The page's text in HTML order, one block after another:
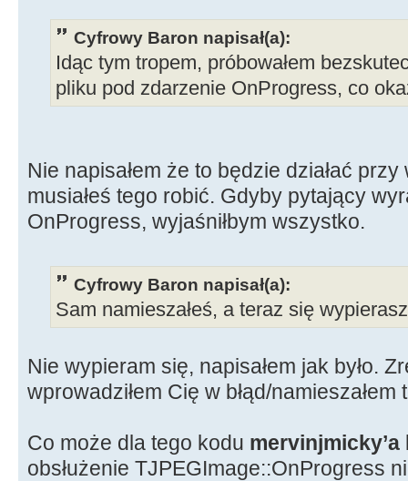
Cyfrowy Baron napisał(a):
Idąc tym tropem, próbowałem
pliku pod zdarzenie OnProgress, co
Nie napisałem że to będzie działać
musiałeś tego robić. Gdyby pytający
OnProgress, wyjaśniłbym wszystko.
Cyfrowy Baron napisał(a):
Sam namieszałeś, a teraz się
Nie wypieram się, napisałem jak było.
wprowadziłem Cię w błąd/
Co może dla tego kodu mervinjmicky’a
obsłużenie TJPEGImage::OnProgress